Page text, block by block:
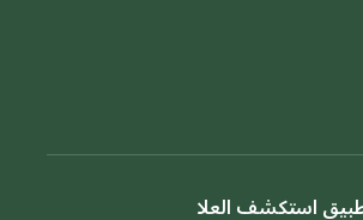
استكشف العلا